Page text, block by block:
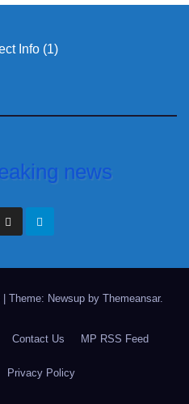
Theme: Newsup by Themeansar.
Contact Us MP RSS Feed
Privacy Policy